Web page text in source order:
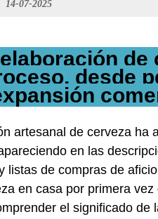
14-07-2025
desde
artesanal de cerveza ha
en las
de compras de
en casa por primera
el significado de